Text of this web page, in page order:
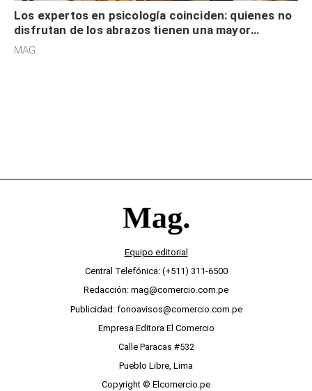
Los expertos en psicología coinciden: quienes no
disfrutan de los abrazos tienen una mayor
sensibilidad a los estímulos físicos y no es por
MAG.
Equipo editorial
Central Telefónica: (+511) 311-6500
Redacción: mag@comercio.com.pe
Publicidad: fonoavisos@comercio.com.pe
Empresa Editora El Comercio
Calle Paracas #532
Pueblo Libre, Lima
Copyright © Elcomercio.pe